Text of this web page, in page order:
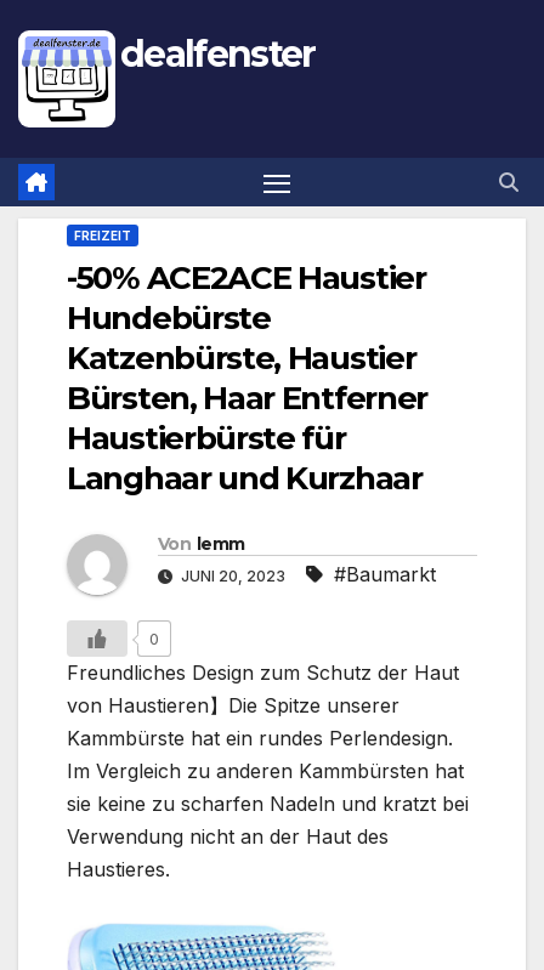
dealfenster
FREIZEIT
-50% ACE2ACE Haustier
Hundebürste
Katzenbürste, Haustier
Bürsten, Haar Entferner
Haustierbürste für
Langhaar und Kurzhaar
Von lemm
JUNI 20, 2023 #Baumarkt
0
Freundliches Design zum Schutz der Haut
von Haustieren】Die Spitze unserer
Kammbürste hat ein rundes Perlendesign.
Im Vergleich zu anderen Kammbürsten hat
sie keine zu scharfen Nadeln und kratzt bei
Verwendung nicht an der Haut des
Haustieres.